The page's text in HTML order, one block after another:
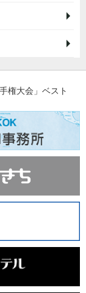
権大会」ベスト